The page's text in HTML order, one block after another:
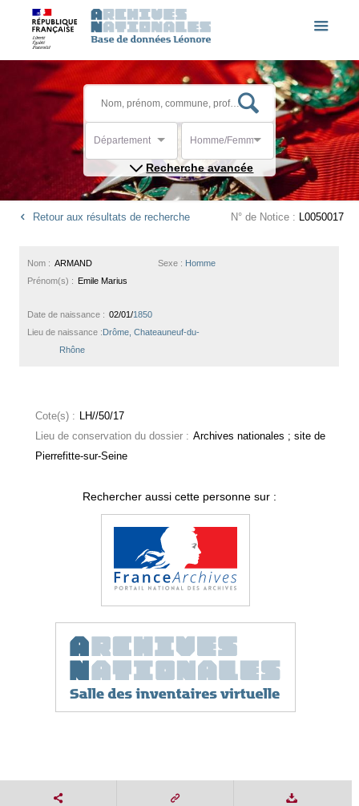
Département Homme/Femme
Recherche avancée
Retour aux résultats de recherche N° de Notice : L0050017
Sexe : Homme
Nom : ARMAND
Prénom(s) : Emile Marius
Date de naissance : 02/01/1850
Lieu de naissance :Drôme, Chateauneuf-du-
Rhône
Cote(s) : LH//50/17
Lieu de conservation du dossier : Archives nationales ; site de
Pierrefitte-sur-Seine
Rechercher aussi cette personne sur :